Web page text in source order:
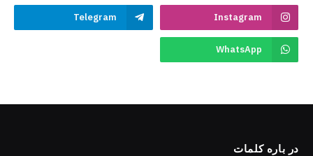
Instagram
Telegram
WhatsApp
در باره کلمات